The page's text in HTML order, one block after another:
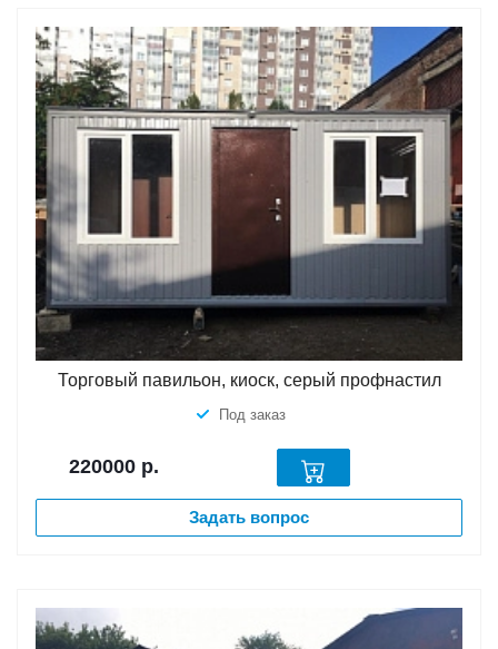
Торговый павильон, киоск, серый профнастил
Под заказ
220000 р.
Задать вопрос